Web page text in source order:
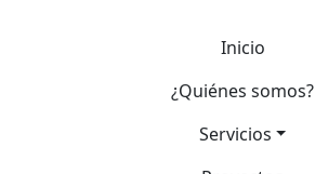
Inicio
¿Quiénes somos?
Servicios